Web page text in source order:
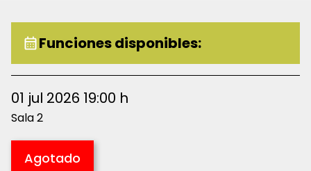
Funciones disponibles:
01 jul 2026 19:00 h
Sala 2
Agotado